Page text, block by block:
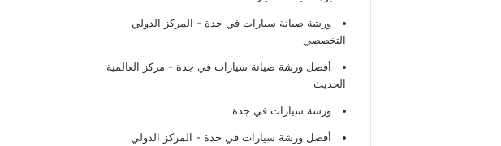
ورشة صيانة سيارات في جدة - المركز الدولي
التخصصي
أفضل ورشة صيانة سيارات في جدة - مركز العالمية
الحديث
ورشة سيارات في جدة
أفضل ورشة سيارات في جدة - المركز الدولي